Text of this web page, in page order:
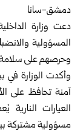
دمشق-سانا
دعت وزارة
المسؤولية
وحرصهم على
وأكدت الوزارة في
آمنة تحافظ على
العيارات
مسؤولية مشتركة